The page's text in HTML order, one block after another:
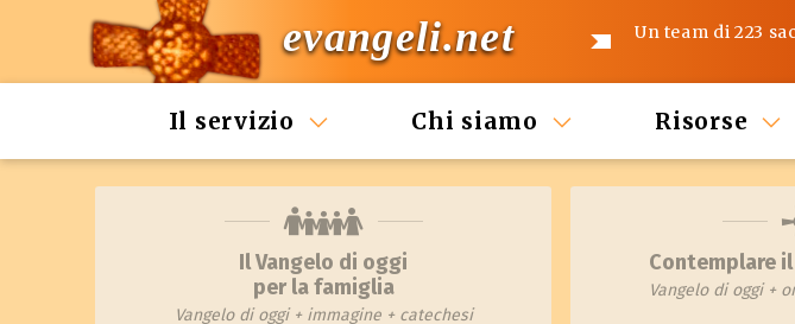
evangeli.net Un team di 223
Il servizio Chi siamo Risorse
Il Vangelo di oggi
per la famiglia
Vangelo di oggi + immagine + catechesi
Contemplare
Vangelo di oggi +